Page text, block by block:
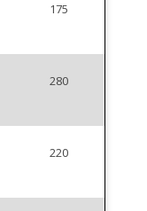
175
280
220